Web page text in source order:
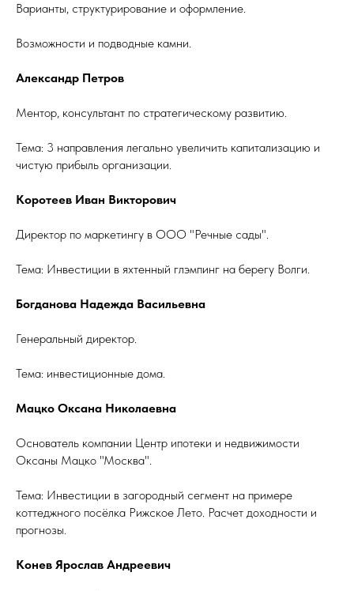
Варианты, структурирование и оформление.
Возможности и подводные камни.
Александр Петров
Ментор, консультант по стратегическому развитию.
Тема: 3 направления легально увеличить капитализацию и
чистую прибыль организации.
Коротеев Иван Викторович
Директор по маркетингу в ООО "Речные сады".
Тема: Инвестиции в яхтенный глэмпинг на берегу Волги.
Богданова Надежда Васильевна
Генеральный директор.
Тема: инвестиционные дома.
Мацко Оксана Николаевна
Основатель компании Центр ипотеки и недвижимости
Оксаны Мацко "Москва".
Тема: Инвестиции в загородный сегмент на примере
коттеджного посёлка Рижское Лето. Расчет доходности и
прогнозы.
Конев Ярослав Андреевич